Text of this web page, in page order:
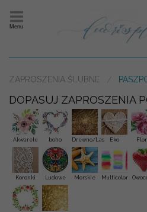
Menu
ZAPROSZENIA ŚLUBNE
DOPASUJ ZAPROSZENIA
Akwarele boho Drewno/Las Eko
Koronki Ludowe Morskie Multicolor